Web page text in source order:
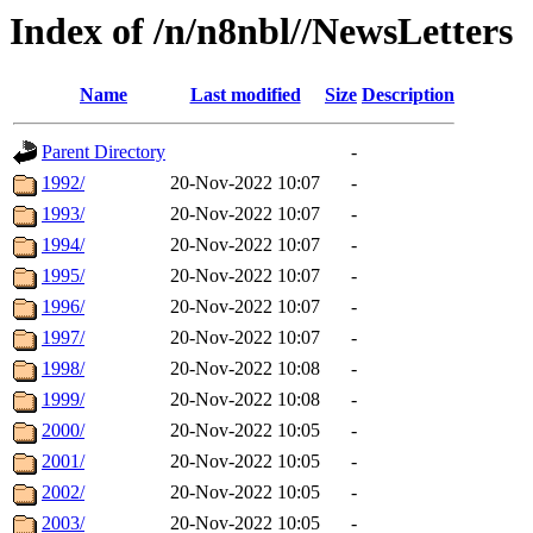
Index of /n/n8nbl//NewsLetters
Name Last modified Size Description
Parent Directory
-
1992/
20-Nov-2022 10:07
-
1993/
20-Nov-2022 10:07
-
1994/
20-Nov-2022 10:07
-
1995/
20-Nov-2022 10:07
-
1996/
20-Nov-2022 10:07
-
1997/
20-Nov-2022 10:07
-
1998/
20-Nov-2022 10:08
-
1999/
20-Nov-2022 10:08
-
2000/
20-Nov-2022 10:05
-
2001/
20-Nov-2022 10:05
-
2002/
20-Nov-2022 10:05
-
2003/
20-Nov-2022 10:05 -